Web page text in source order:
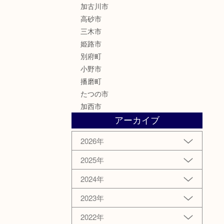
加古川市
高砂市
三木市
姫路市
別府町
小野市
播磨町
たつの市
加西市
アーカイブ
2026年
2025年
2024年
2023年
2022年